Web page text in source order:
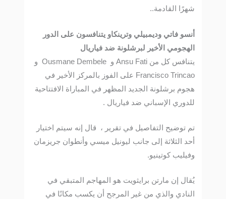
شهرًا القادمة..
أنسو فاتي وديمبيلي وترينكاو يتنافسون على الدور
الهجومي الأخير لبرشلونة ضد فياريال
يتنافس كل من Ansu Fati و Ousmane Dembele و
Francisco Trincao على الفوز بالمركز الأخير في
هجوم برشلونة الجديد المظهر في المباراة الافتتاحية
للدوري الإسباني ضد فياريال .
تم توضيح التفاصيل في تقرير ، قال إنه سيتم اختيار
أحد الثلاثة إلى جانب ليونيل ميسي وأنطوان جريزمان
وفيليب كوتينيو.
يُقال إن مارتن برايثويت هو المهاجم المتبقي في
النادي والذي من غير المرجح أن يكسب مكانًا في